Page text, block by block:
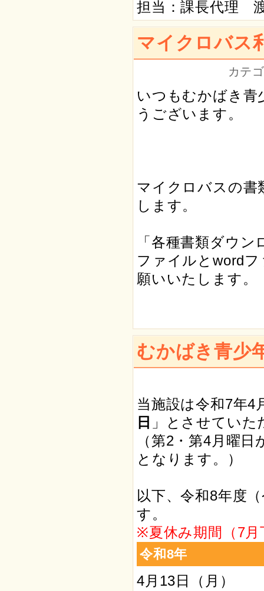
担当：課長代理
マイクロバス
カテ
いつもむかばき青
うございます。
マイクロバスの書
します。
「各種書類ダウ
ファイルとword
願いいたします。
むかばき青少
当施設は令和7年4
日 」とさせていた
（第2・第4月曜
となります。）
以下、令和8年度
す。
※夏休み期間（7
令和8年
4月13日（月）